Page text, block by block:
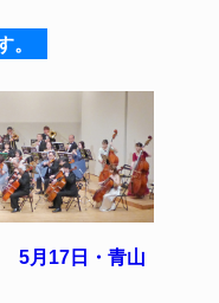
re
st
。
5月17日・青山